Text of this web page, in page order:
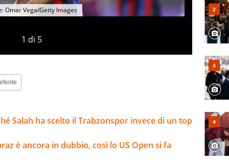
1 di 5
Omar Vega/Getty Images
Salah ha scelto il Trabzonspor invece di un top
è ancora in dubbio, così lo US Open si fa